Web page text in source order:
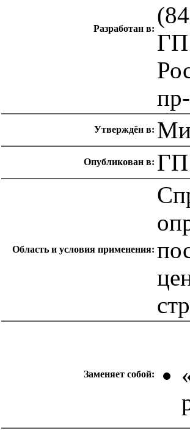
Разработан в:
ГП
Утверждён в:
Опубликован в: ГП
Область и условия применения:
Заменяет собой: